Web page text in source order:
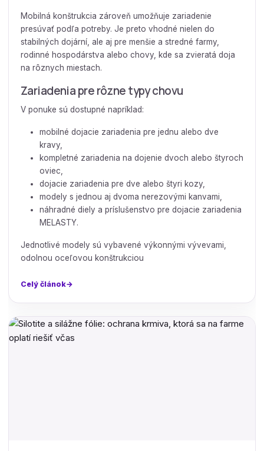
Mobilná konštrukcia zároveň umožňuje zariadenie
presúvať podľa potreby. Je preto vhodné nielen do
stabilných dojární, ale aj pre menšie a stredné farmy,
rodinné hospodárstva alebo chovy, kde sa zvieratá doja
na rôznych miestach.
Zariadenia pre rôzne typy chovu
V ponuke sú dostupné napríklad:
mobilné dojacie zariadenia pre jednu alebo dve
kravy,
kompletné zariadenia na dojenie dvoch alebo štyroch
oviec,
dojacie zariadenia pre dve alebo štyri kozy,
modely s jednou aj dvoma nerezovými kanvami,
náhradné diely a príslušenstvo pre dojacie zariadenia
MELASTY.
Jednotlivé modely sú vybavené výkonnými vývevami,
odolnou oceľovou konštrukciou
Celý článok